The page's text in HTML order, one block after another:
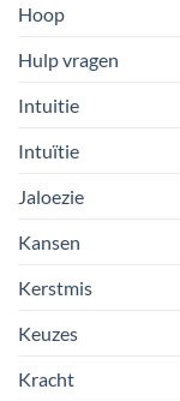
Hoop
Hulp vragen
Intuitie
Intuïtie
Jaloezie
Kansen
Kerstmis
Keuzes
Kracht